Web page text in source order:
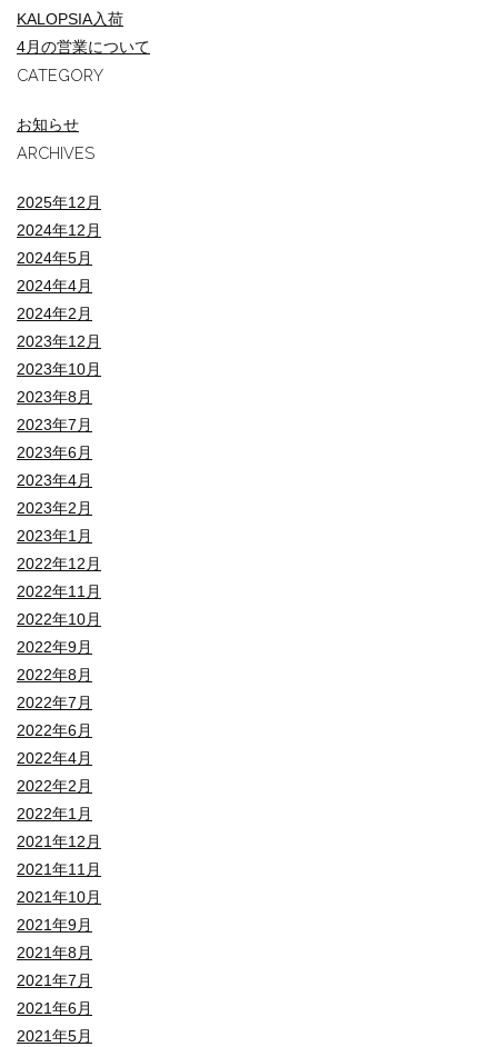
KALOPSIA入荷
4月の営業について
CATEGORY
お知らせ
ARCHIVES
2025年12月
2024年12月
2024年5月
2024年4月
2024年2月
2023年12月
2023年10月
2023年8月
2023年7月
2023年6月
2023年4月
2023年2月
2023年1月
2022年12月
2022年11月
2022年10月
2022年9月
2022年8月
2022年7月
2022年6月
2022年4月
2022年2月
2022年1月
2021年12月
2021年11月
2021年10月
2021年9月
2021年8月
2021年7月
2021年6月
2021年5月